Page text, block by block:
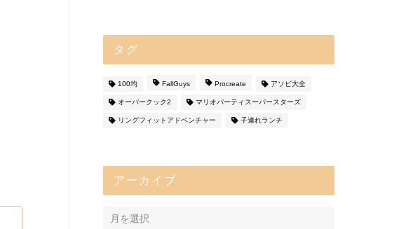
タグ
100均 FallGuys Procreate アソビ大全
オーバークック2 マリオパーティスーパースターズ
リングフィットアドベンチャー 子連れランチ
アーカイブ